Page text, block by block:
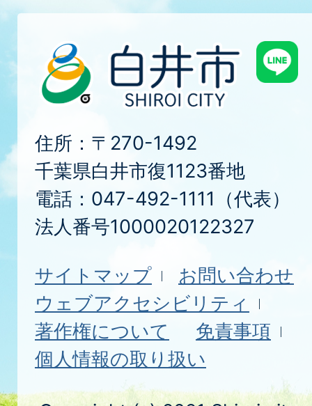
住所：〒270-1492
千葉県白井市復1123番地
電話：047-492-1111（代表）
法人番号1000020122327
サイトマップ
お問い合わせ
ウェブアクセシビリティ
著作権について
免責事項
個人情報の取り扱い